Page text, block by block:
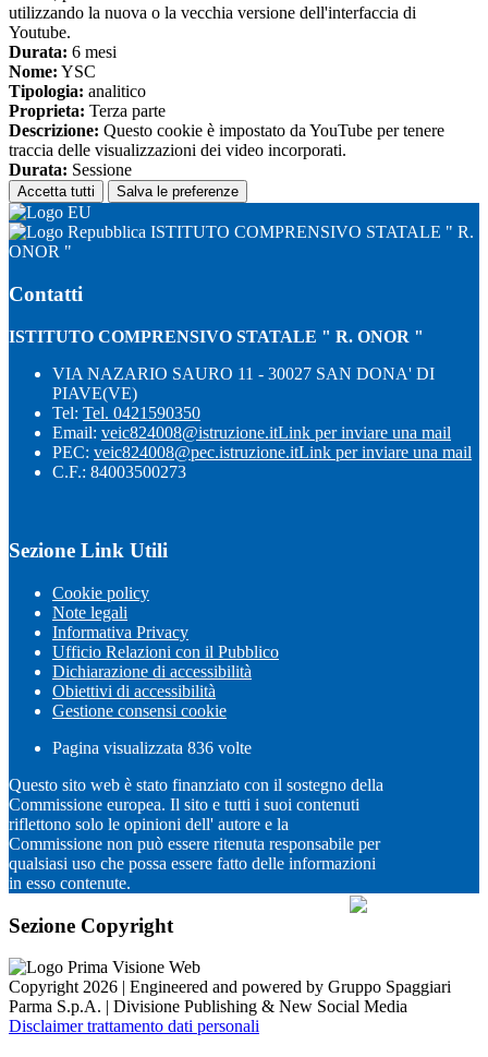
utilizzando la nuova o la vecchia versione dell'interfaccia di
Youtube.
Durata: 6 mesi
Nome: YSC
Tipologia: analitico
Proprieta: Terza parte
Descrizione: Questo cookie è impostato da YouTube per tenere
traccia delle visualizzazioni dei video incorporati.
Durata: Sessione
Accetta tutti Salva le preferenze
ISTITUTO COMPRENSIVO STATALE " R.
ONOR "
Contatti
ISTITUTO COMPRENSIVO STATALE " R. ONOR "
VIA NAZARIO SAURO 11 - 30027 SAN DONA' DI
PIAVE(VE)
Tel: Tel. 0421590350
Email: veic824008@istruzione.itLink per inviare una mail
PEC: veic824008@pec.istruzione.itLink per inviare una mail
C.F.: 84003500273
Sezione Link Utili
Cookie policy
Note legali
Informativa Privacy
Ufficio Relazioni con il Pubblico
Dichiarazione di accessibilità
Obiettivi di accessibilità
Gestione consensi cookie
Pagina visualizzata 836 volte
Questo sito web è stato finanziato con il sostegno della
Commissione europea. Il sito e tutti i suoi contenuti
riflettono solo le opinioni dell' autore e la
Commissione non può essere ritenuta responsabile per
qualsiasi uso che possa essere fatto delle informazioni
in esso contenute.
Sezione Copyright
Copyright 2026 | Engineered and powered by Gruppo Spaggiari
Parma S.p.A. | Divisione Publishing & New Social Media
Disclaimer trattamento dati personali